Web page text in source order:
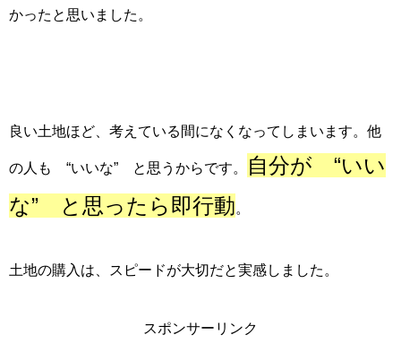
かったと思いました。
良い土地ほど、考えている間になくなってしまいます。他
の人も “いいな” と思うからです。
自分が “いい
な” と思ったら即行動。
土地の購入は、スピードが大切だと実感しました。
スポンサーリンク